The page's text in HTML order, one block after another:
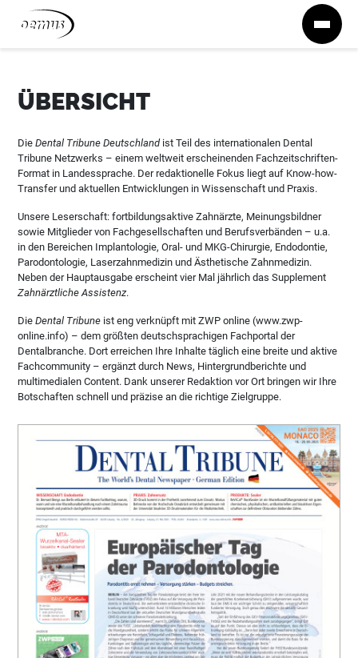
Zum Inhalt springen
ÜBERSICHT
DieDental Tribune Deutschlandist Teil des internationalen Dental
Tribune Netzwerks – einem weltweit erscheinenden Fachzeitschriften-
Format in Landessprache. Der redaktionelle Fokus liegt auf Know-how-
Transfer und aktuellen Entwicklungen in Wissenschaft und Praxis.
Unsere Leserschaft: fortbildungsaktive Zahnärzte, Meinungsbildner
sowie Mitglieder von Fachgesellschaften und Berufsverbänden – u.a.
in den Bereichen Implantologie, Oral- und MKG-Chirurgie, Endodontie,
Parodontologie, Laserzahnmedizin und Ästhetische Zahnmedizin.
Neben der Hauptausgabe erscheint vier Mal jährlich das Supplement
Zahnärztliche Assistenz.
DieDental Tribune ist eng verknüpft mit ZWP online (www.zwp-
online.info) – dem größten deutschsprachigen Fachportal der
Dentalbranche. Dort erreichen Ihre Inhalte täglich eine breite und aktive
Fachcommunity – ergänzt durch News, Hintergrundberichte und
multimedialen Content. Dank unserer Redaktion vor Ort bringen wir Ihre
Botschaften schnell und präzise an die richtige Zielgruppe.